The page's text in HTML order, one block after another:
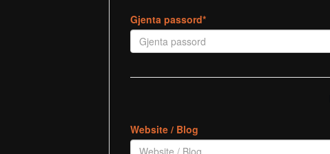
Gjenta passord*
Website / Blog